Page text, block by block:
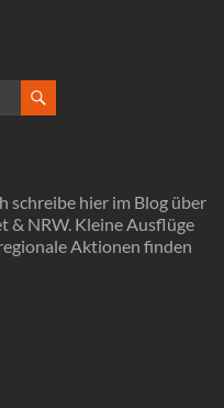
schreibe hier im Blog über
& NRW. Kleine Ausflüge
Aktionen finden